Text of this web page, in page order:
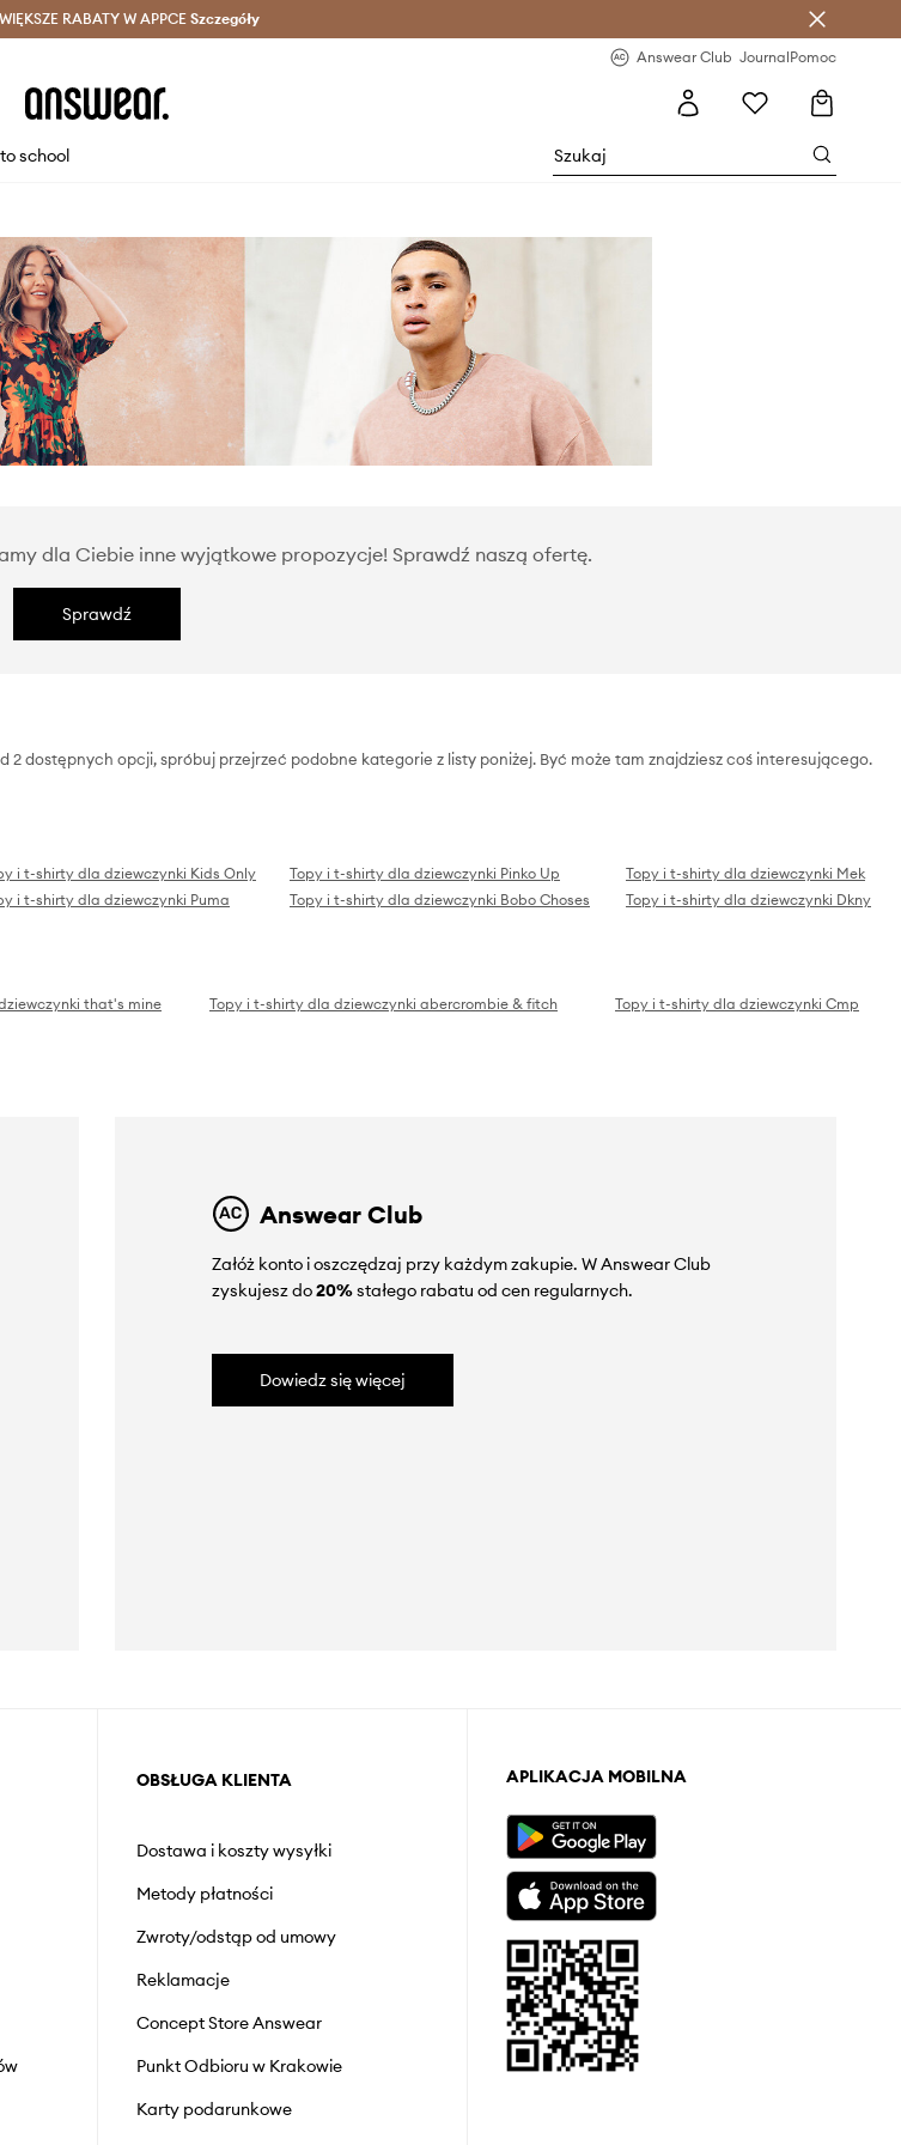
> Dostawa nawet w 24h >
RABATY W APPCESzczegóły
Answear Club JournalPomoc
school
dla Ciebie inne wyjątkowe propozycje! Sprawdź naszą ofertę.
Sprawdź
dostępnych opcji, spróbuj przejrzeć podobne kategorie z listy poniżej. Być może tam znajdziesz coś interesującego.
i t-shirty dla dziewczynki Kids Only Topy i t-shirty dla dziewczynki Pinko Up
Topy i t-shirty dla dziewczynki Mek
i t-shirty dla dziewczynki Puma Topy i t-shirty dla dziewczynki Bobo Choses Topy i t-shirty dla dziewczynki Dkny
that's mine Topy i t-shirty dla dziewczynki abercrombie & fitch
Topy i t-shirty dla dziewczynki Cmp
Answear Club
Załóż konto i oszczędzaj przy każdym zakupie. W Answear Club
zyskujesz do20%stałego rabatu od cen regularnych.
Dowiedz się więcej
OBSŁUGA KLIENTA
Dostawa i koszty wysyłki
Metody płatności
Zwroty/odstąp od umowy
Reklamacje
Concept Store Answear
Punkt Odbioru w Krakowie
Karty podarunkowe
APLIKACJA MOBILNA